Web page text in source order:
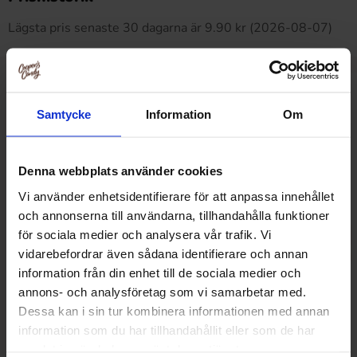
Samtycke Information Om
Denna webbplats använder cookies
Vi använder enhetsidentifierare för att anpassa innehållet
och annonserna till användarna, tillhandahålla funktioner
för sociala medier och analysera vår trafik. Vi
vidarebefordrar även sådana identifierare och annan
information från din enhet till de sociala medier och
annons- och analysföretag som vi samarbetar med.
Dessa kan i sin tur kombinera informationen med annan
information som du har tillhandahållit eller som de har
Lägsta pris senaste 30 dagarna är 9.90 kr (2026-08-07)
Relaterade produkter